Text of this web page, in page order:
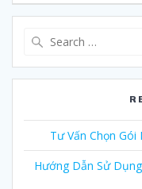
Tư Vấn Chọn
Hướng Dẫn Sử